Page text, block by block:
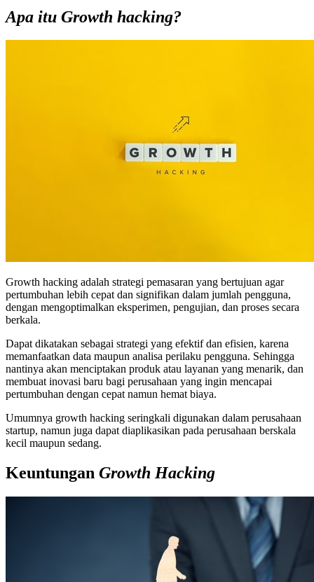
Apa itu Growth hacking?
Growth hacking adalah strategi pemasaran yang bertujuan agar
pertumbuhan lebih cepat dan signifikan dalam jumlah pengguna,
dengan mengoptimalkan eksperimen, pengujian, dan proses secara
berkala.
Dapat dikatakan sebagai strategi yang efektif dan efisien, karena
memanfaatkan data maupun analisa perilaku pengguna. Sehingga
nantinya akan menciptakan produk atau layanan yang menarik, dan
membuat inovasi baru bagi perusahaan yang ingin mencapai
pertumbuhan dengan cepat namun hemat biaya.
Umumnya growth hacking seringkali digunakan dalam perusahaan
startup, namun juga dapat diaplikasikan pada perusahaan berskala
kecil maupun sedang.
Keuntungan Growth Hacking